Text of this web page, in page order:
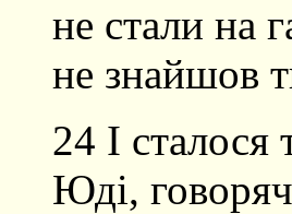
не стали на
не знайшов
24 І сталося
Юді,